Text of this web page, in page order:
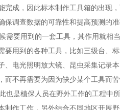
成，因此标本制作工具箱的出现
调查数据的可靠性和提高预测的准
要用到的一套工具，其作用就相
用到的各种工具，比如三级台、
电光照明放大镜、昆虫采集记录
不再需要为因为缺少某个工具而苦
是植保人员在野外工作的工程中
作工作，另外结合不同地区开展